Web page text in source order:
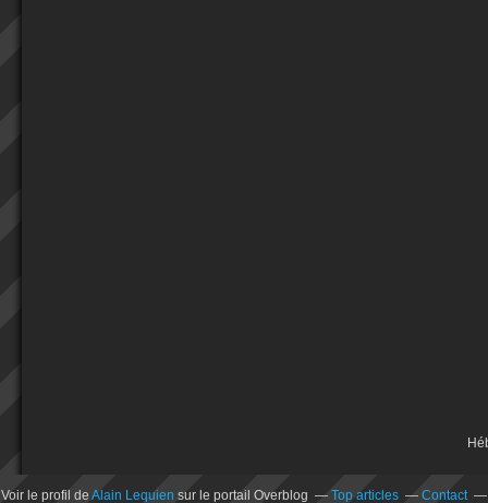
Voir le profil de Alain Lequien sur le portail Overblog Top articles Contact